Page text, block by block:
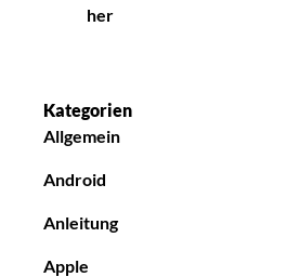
her
Kategorien
Allgemein
Android
Anleitung
Apple